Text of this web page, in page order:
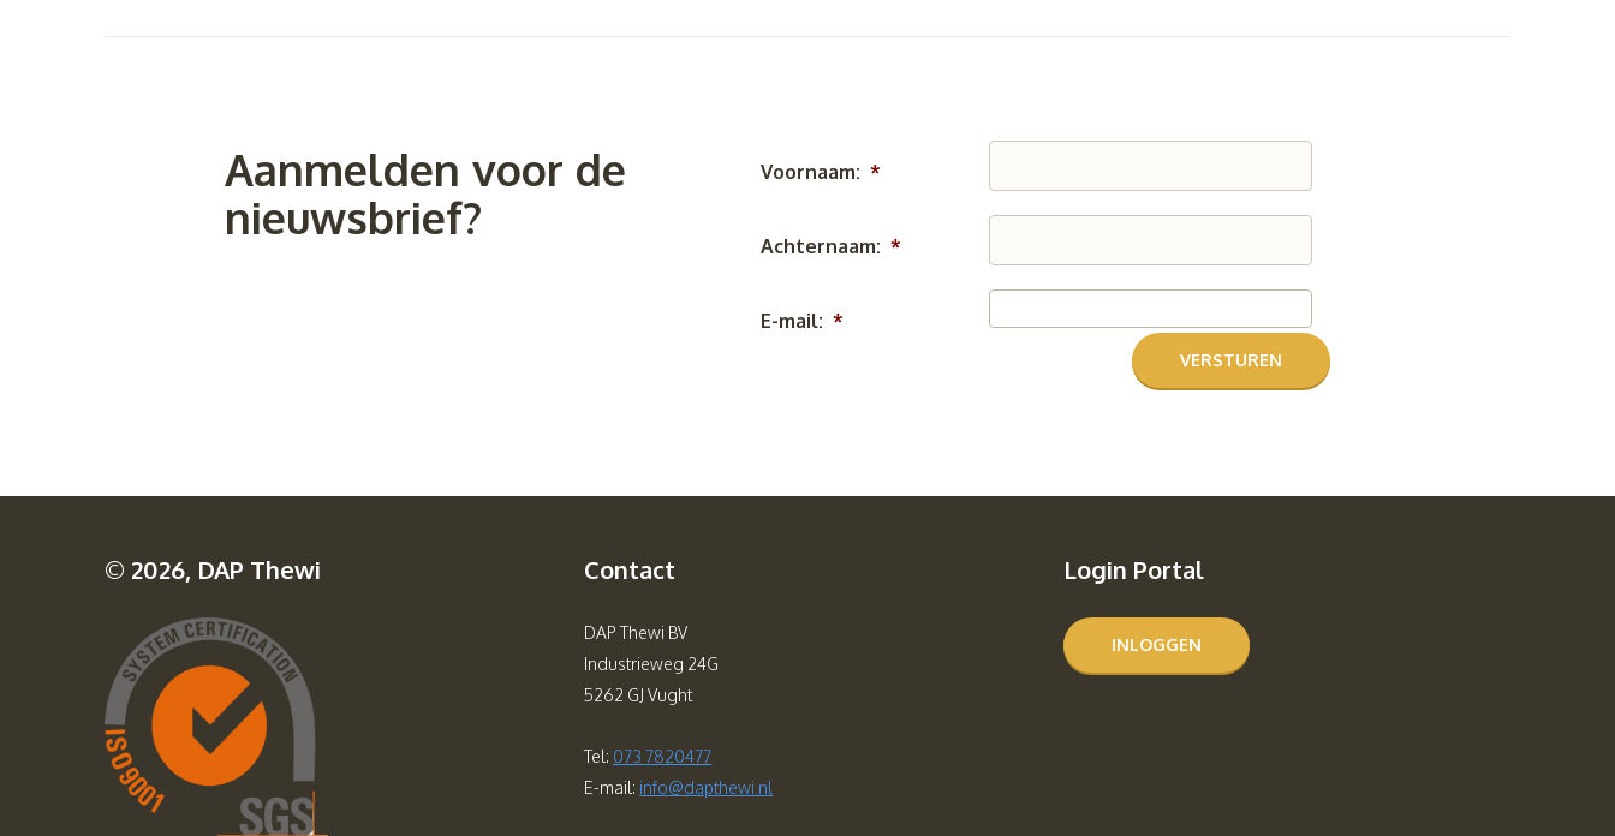
Aanmelden voor de
nieuwsbrief?
Voornaam: *
Achternaam: *
E-mail: *
© 2026, DAP Thewi Contact
DAP Thewi BV
Industrieweg 24G
5262 GJ Vught
Tel: 073 7820477
E-mail: info@dapthewi.nl
Login Portal
INLOGGEN